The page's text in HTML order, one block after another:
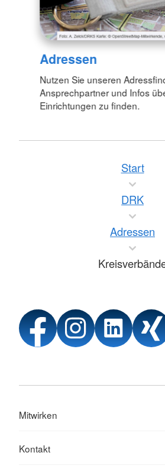
Adressen
Nutzen Sie unseren
Ansprechpartner und Infos
Einrichtungen zu finden.
Start
DRK
Adressen
Mitwirken
Kontakt